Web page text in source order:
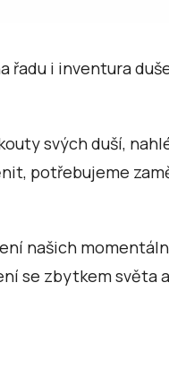
řadu i inventura
svých duší,
potřebujeme
našich
se zbytkem světa